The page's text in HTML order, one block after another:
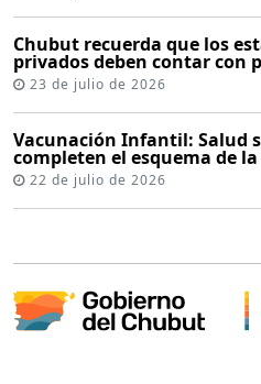
Chubut recuerda que los
privados deben contar con
23 de julio de 2026
Vacunación Infantil: Salud
completen el esquema de
22 de julio de 2026